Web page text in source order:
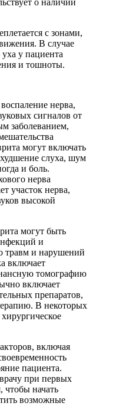
с зонами,
В случае
у пациента
и тошноты.
нерва,
сигналов от
заболеванием,
могут включать
слуха, шум
и боль.
нерва
участок нерва,
высокой
могут быть
и
травм и нарушений
включает
томографию
включает
препаратов,
В некоторых
включая
пациента.
при первых
чтобы начать
возможные